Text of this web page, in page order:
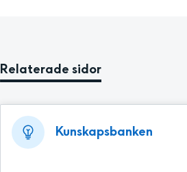
Relaterade sidor
Kunskapsbanken